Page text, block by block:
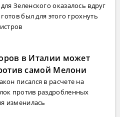
Зеленского оказалось вдруг
был для этого грохнуть
в Италии может
самой Мелони
писался в расчете на
против раздробленных
изменилась